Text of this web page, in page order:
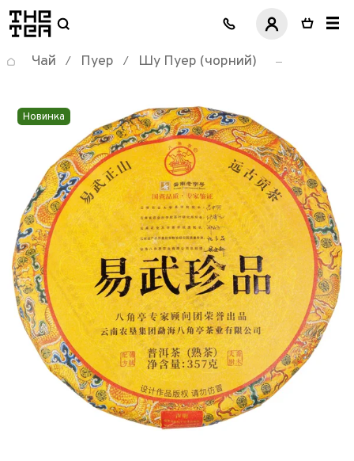
логотип
Чай / Пуер / Шу Пуер (чорний)
Новинка